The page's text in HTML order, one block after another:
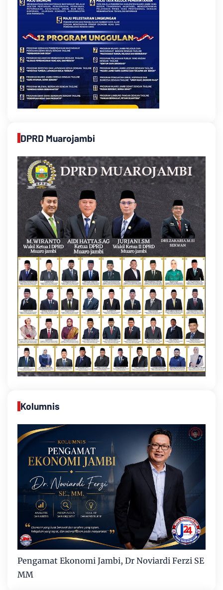
DPRD Muarojambi
Kolumnis
Pengamat Ekonomi Jambi, Dr Noviardi Ferzi SE
MM